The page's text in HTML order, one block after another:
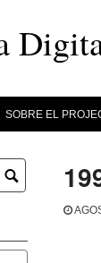
SOBRE EL